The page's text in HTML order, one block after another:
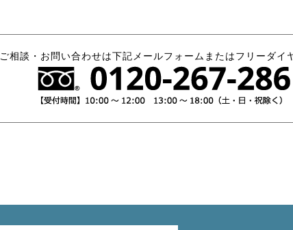
ご相談・お問い合わせは下記メールフォームまたはフリーダイ